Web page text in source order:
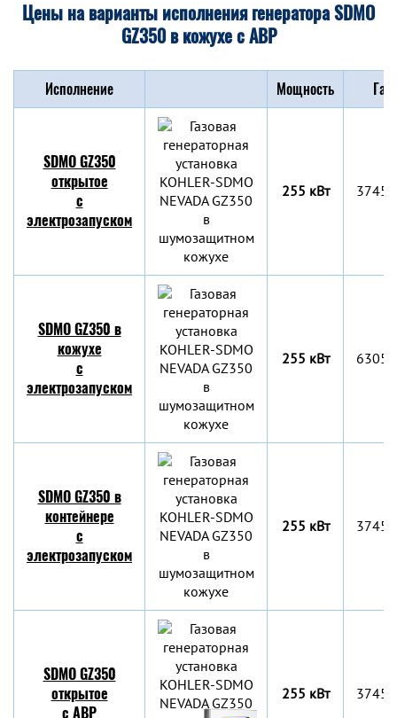
Цены на варианты исполнения генератора SDMO
GZ350 в кожухе с АВР
Исполнение Мощность
SDMO GZ350
открытое
с
электрозапуском
255 кВт
SDMO GZ350 в
кожухе
с
электрозапуском
255 кВт
SDMO GZ350 в
контейнере
с
электрозапуском
255 кВт
SDMO GZ350
открытое
c АВР
255 кВт